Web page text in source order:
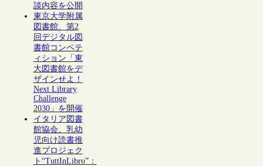
談内容を公開
東京大学附属
図書館、第2
回デジタル図
書館コンペテ
ィション「東
大図書館をデ
ザインせよ！
Next Library
Challenge
2030」を開催
イタリア図書
館協会、乳幼
児向け読書推
進プロジェク
ト“TuttInLibro”：